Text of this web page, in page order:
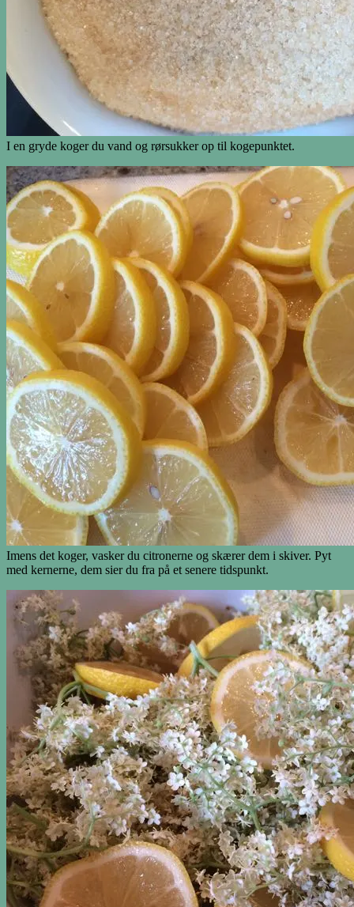
I en gryde koger du vand og rørsukker op til kogepunktet.
Imens det koger, vasker du citronerne og skærer dem i skiver. Pyt
med kernerne, dem sier du fra på et senere tidspunkt.